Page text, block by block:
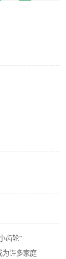
齿轮”
为许多家庭